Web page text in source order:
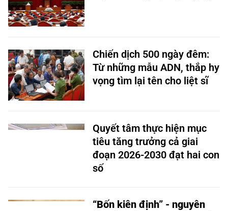
Chiến dịch 500 ngày đêm:
Từ những mẫu ADN, thắp hy
vọng tìm lại tên cho liệt sĩ
Quyết tâm thực hiện mục
tiêu tăng trưởng cả giai
đoạn 2026-2030 đạt hai con
số
“Bốn kiên định” - nguyên